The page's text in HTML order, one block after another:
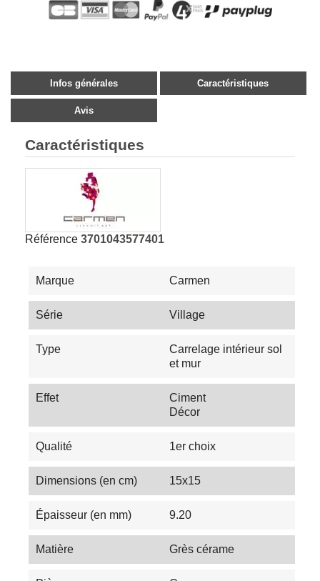
Infos générales Caractéristiques
Avis
Caractéristiques
Référence 3701043577401
Marque Carmen
Série Village
Type
Carrelage intérieur sol
et mur
Effet
Ciment
Décor
Qualité 1er choix
Dimensions (en cm) 15x15
Épaisseur (en mm) 9.20
Matière Grès cérame